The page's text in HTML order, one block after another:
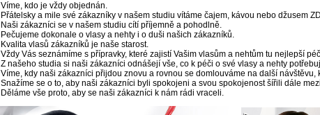
Víme, kdo je vždy objednán.
Přátelsky a mile své zákazníky v našem studiu vítáme čajem, kávou nebo džusem
Naši zákazníci se v našem studiu cítí příjemně a pohodlně.
Pečujeme dokonale o vlasy a nehty i o duši našich zákazníků.
Kvalita vlasů zákazníků je naše starost.
Vždy Vás seznámíme s přípravky, které zajistí Vašim vlasům a nehtům tu nejlepší
Z našeho studia si naši zákazníci odnášejí vše, co k péči o své vlasy a nehty
Víme, kdy naši zákazníci přijdou znovu a rovnou se domlouváme na další návštěvu,
Snažíme se o to, aby naši zákazníci byli spokojeni a svou spokojenost šířili dále
Děláme vše proto, aby se naši zákazníci k nám rádi vraceli.